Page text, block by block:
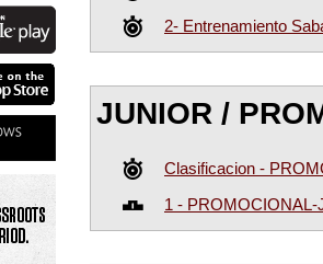
2- Entrenamiento
JUNIOR /
Clasificacion -
1 - PROMOCIONAL-